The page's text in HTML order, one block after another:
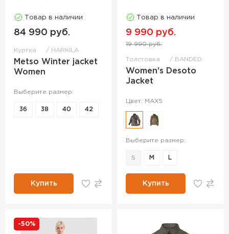
Товар в наличии
84 990 руб.
Куртка HARKILA
Metso Winter jacket
Women
Выберите размер:
36 38 40 42
Купить
Товар в наличии
9 990 руб.
19 990 руб.
Толстовка BANDED
Women's Desoto
Jacket
Цвет: MAX5
Выберите размер:
S M L
Купить
-50%